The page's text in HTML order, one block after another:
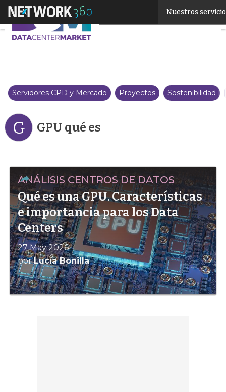
Nuestros
Servidores CPD y Mercado Proyectos Sostenibilidad
G GPU qué es
ANÁLISIS CENTROS DE DATOS
Qué es una GPU. Características
e importancia para los Data
Centers
27 May 2026
porLucía Bonilla